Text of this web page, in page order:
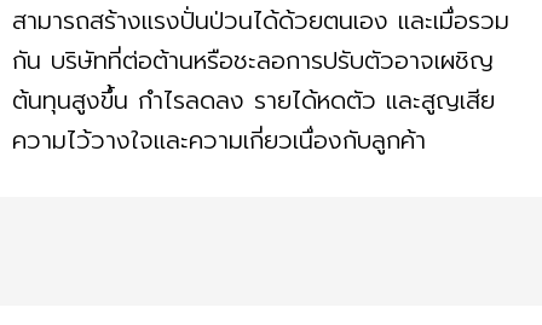
สามารถสร้างแรงปั่นป่วนได้ด้วยตนเอง และเมื่อรวม
กัน บริษัทที่ต่อต้านหรือชะลอการปรับตัวอาจเผชิญ
ต้นทุนสูงขึ้น กำไรลดลง รายได้หดตัว และสูญเสีย
ความไว้วางใจและความเกี่ยวเนื่องกับลูกค้า